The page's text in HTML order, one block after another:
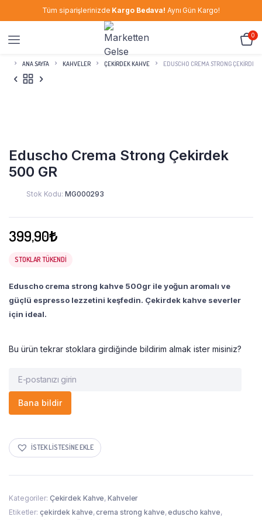
Tüm siparişlerinizde Kargo Bedava! Aynı Gün Kargo!
0
ANA SAYFA KAHVELER ÇEKIRDEK KAHVE EDUSCHO CREMA STRONG ÇEKIRDEK
Eduscho Crema Strong Çekirdek
500 GR
Stok Kodu: MG000293
399,90₺
STOKLAR TÜKENDI
Eduscho crema strong kahve 500gr ile yoğun aromalı ve
güçlü espresso lezzetini keşfedin. Çekirdek kahve severler
için ideal.
Bu ürün tekrar stoklara girdiğinde bildirim almak ister misiniz?
Bana bildir
İSTEK LISTESINE EKLE
Kategoriler: Çekirdek Kahve,Kahveler
Etiketler: çekirdek kahve,crema strong kahve,eduscho kahve,